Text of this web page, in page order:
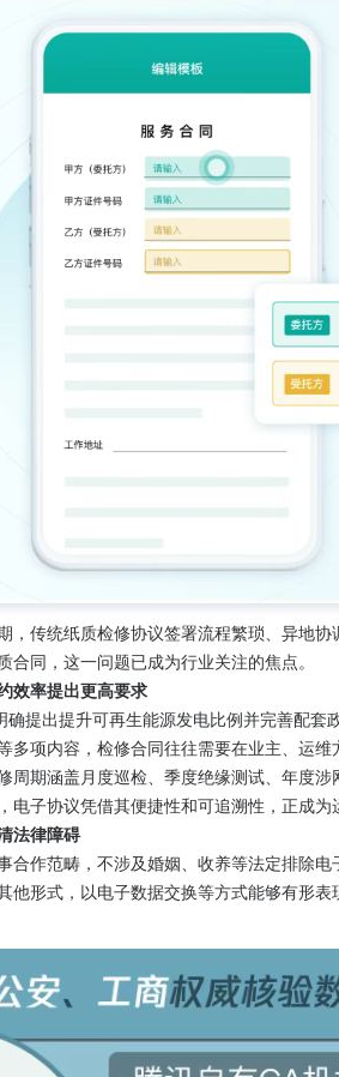
，传统纸质检修协议签署流程繁琐、异地
同，这一问题已成为行业关注的焦点。
效率提出更高要求
确提出提升可再生能源发电比例并完善配
多项内容，检修合同往往需要在业主、运
周期涵盖月度巡检、季度绝缘测试、年度
电子协议凭借其便捷性和可追溯性，正成为
法律障碍
合作范畴，不涉及婚姻、收养等法定排除
他形式，以电子数据交换等方式能够有形